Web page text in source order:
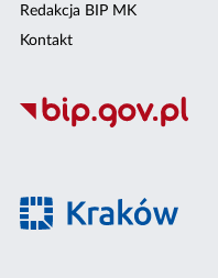
Redakcja BIP MK
Kontakt